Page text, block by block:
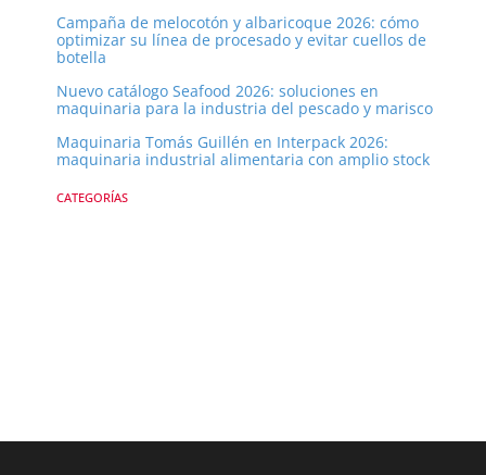
Campaña de melocotón y albaricoque 2026: cómo
optimizar su línea de procesado y evitar cuellos de
botella
Nuevo catálogo Seafood 2026: soluciones en
maquinaria para la industria del pescado y marisco
Maquinaria Tomás Guillén en Interpack 2026:
maquinaria industrial alimentaria con amplio stock
CATEGORÍAS